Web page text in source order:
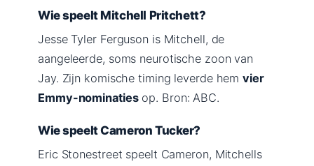
Wie speelt Mitchell Pritchett?
Jesse Tyler Ferguson is Mitchell, de
aangeleerde, soms neurotische zoon van
Jay. Zijn komische timing leverde hemvier
Emmy-nominatiesop. Bron: ABC.
Wie speelt Cameron Tucker?
Eric Stonestreet speelt Cameron, Mitchells